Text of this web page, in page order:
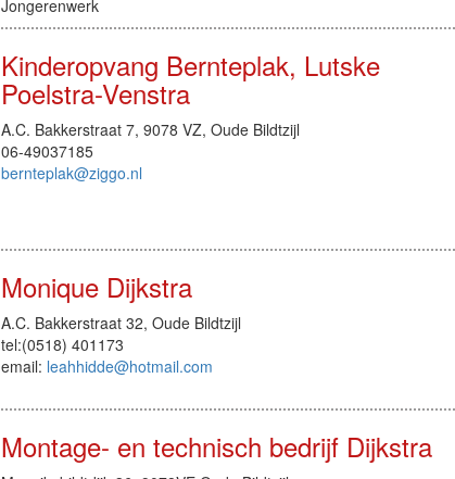
Jongerenwerk
Kinderopvang Bernteplak, Lutske
Poelstra-Venstra
A.C. Bakkerstraat 7, 9078 VZ, Oude Bildtzijl
06-49037185
bernteplak@ziggo.nl
Monique Dijkstra
A.C. Bakkerstraat 32, Oude Bildtzijl
tel:(0518) 401173
email: leahhidde@hotmail.com
Montage- en technisch bedrijf Dijkstra